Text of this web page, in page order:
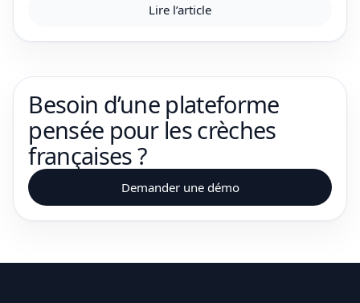
Lire l’article
Besoin d’une plateforme
pensée pour les crèches
françaises ?
Demander une démo